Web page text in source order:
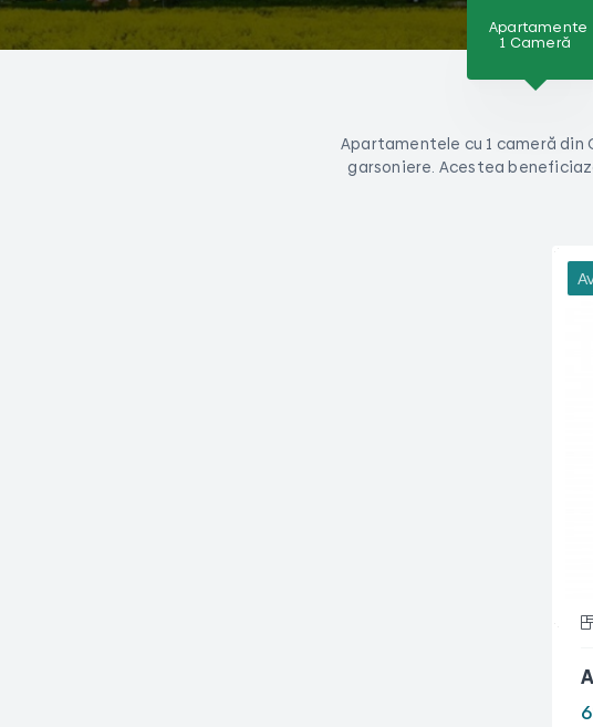
Apartamente
1 Cameră
Apartamentele cu 1 cameră
garsoniere. Acestea